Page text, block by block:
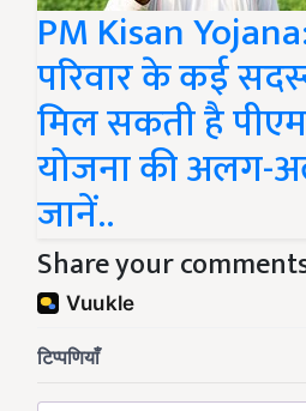
PM Kisan
परिवार के कई
मिल सकती है
योजना की अलग-
जानें..
Share your